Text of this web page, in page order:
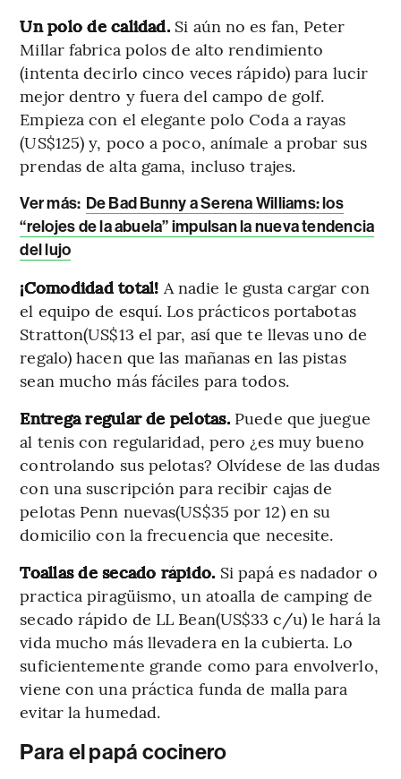
Un polo de calidad. Si aún no es fan, Peter
Millar fabrica polos de alto rendimiento
(intenta decirlo cinco veces rápido) para lucir
mejor dentro y fuera del campo de golf.
Empieza con el elegante polo Coda a rayas
(US$125) y, poco a poco, anímale a probar sus
prendas de alta gama, incluso trajes.
Ver más: De Bad Bunny a Serena Williams: los
“relojes de la abuela” impulsan la nueva tendencia
del lujo
¡Comodidad total! A nadie le gusta cargar con
el equipo de esquí. Los prácticos portabotas
Stratton(US$13 el par, así que te llevas uno de
regalo) hacen que las mañanas en las pistas
sean mucho más fáciles para todos.
Entrega regular de pelotas. Puede que juegue
al tenis con regularidad, pero ¿es muy bueno
controlando sus pelotas? Olvídese de las dudas
con una suscripción para recibir cajas de
pelotas Penn nuevas(US$35 por 12) en su
domicilio con la frecuencia que necesite.
Toallas de secado rápido. Si papá es nadador o
practica piragüismo, un atoalla de camping de
secado rápido de LL Bean(US$33 c/u) le hará la
vida mucho más llevadera en la cubierta. Lo
suficientemente grande como para envolverlo,
viene con una práctica funda de malla para
evitar la humedad.
Para el papá cocinero